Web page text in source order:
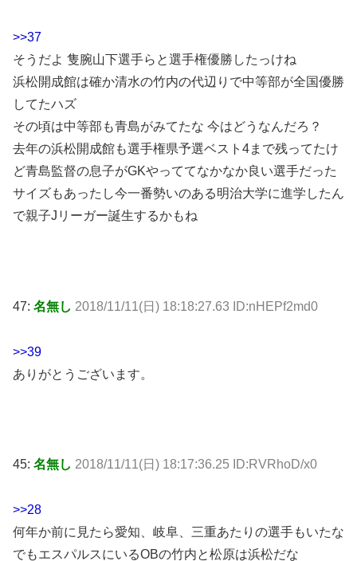
>>37
そうだよ 隻腕山下選手らと選手権優勝したっけね
浜松開成館は確か清水の竹内の代辺りで中等部が全国優勝
してたハズ
その頃は中等部も青島がみてたな 今はどうなんだろ？
去年の浜松開成館も選手権県予選ベスト4まで残ってたけ
ど青島監督の息子がGKやっててなかなか良い選手だった
サイズもあったし今一番勢いのある明治大学に進学したん
で親子Jリーガー誕生するかもね
47: 名無し 2018/11/11(日) 18:18:27.63 ID:nHEPf2md0
>>39
ありがとうございます。
45: 名無し 2018/11/11(日) 18:17:36.25 ID:RVRhoD/x0
>>28
何年か前に見たら愛知、岐阜、三重あたりの選手もいたな
でもエスパルスにいるOBの竹内と松原は浜松だな